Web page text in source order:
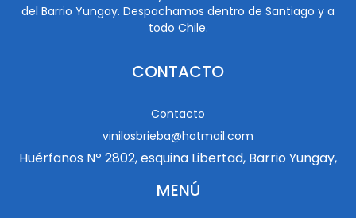
del Barrio Yungay. Despachamos dentro de Santiago y a
todo Chile.
CONTACTO
Contacto
vinilosbrieba@hotmail.com
Huérfanos Nº 2802, esquina Libertad, Barrio Yungay,
MENÚ